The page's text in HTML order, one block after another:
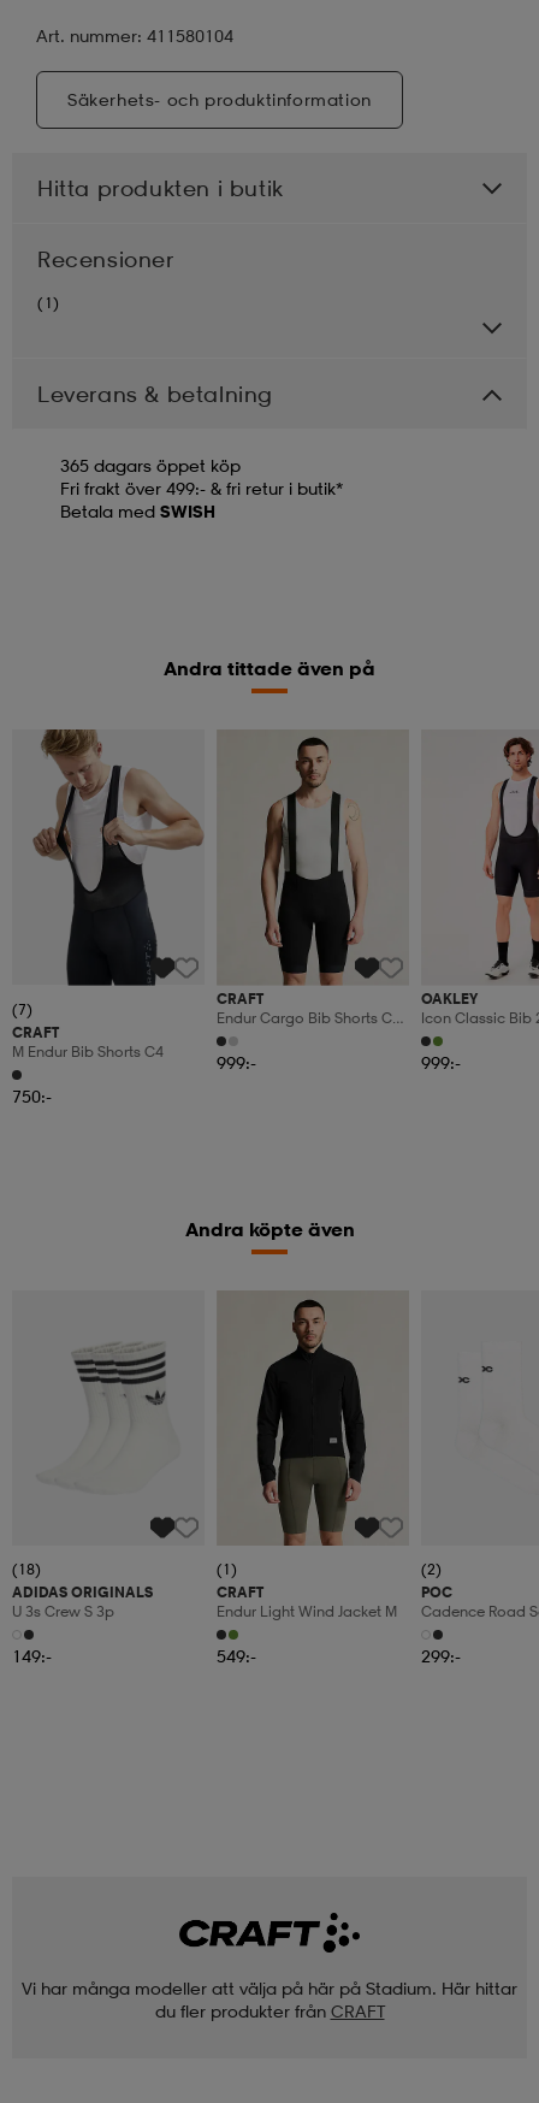
Art. nummer: 411580104
Säkerhets- och produktinformation
Hitta produkten i butik
Recensioner
(1)
Leverans & betalning
365 dagars öppet köp
Fri frakt över 499:- & fri retur i butik*
Betala med SWISH
Andra tittade även på
(7)
CRAFT
M Endur Bib Shorts C4
750:-
CRAFT
Endur Cargo Bib Shorts C3
M
999:-
OAKLEY
Icon Classic Bib
999:-
Andra köpte även
(18)
ADIDAS ORIGINALS
U 3s Crew S 3p
149:-
(1)
CRAFT
Endur Light Wind Jacket M
549:-
(2)
POC
Cadence Road
299:-
Vi har många modeller att välja på här på Stadium. Här hittar
du fler produkter från CRAFT